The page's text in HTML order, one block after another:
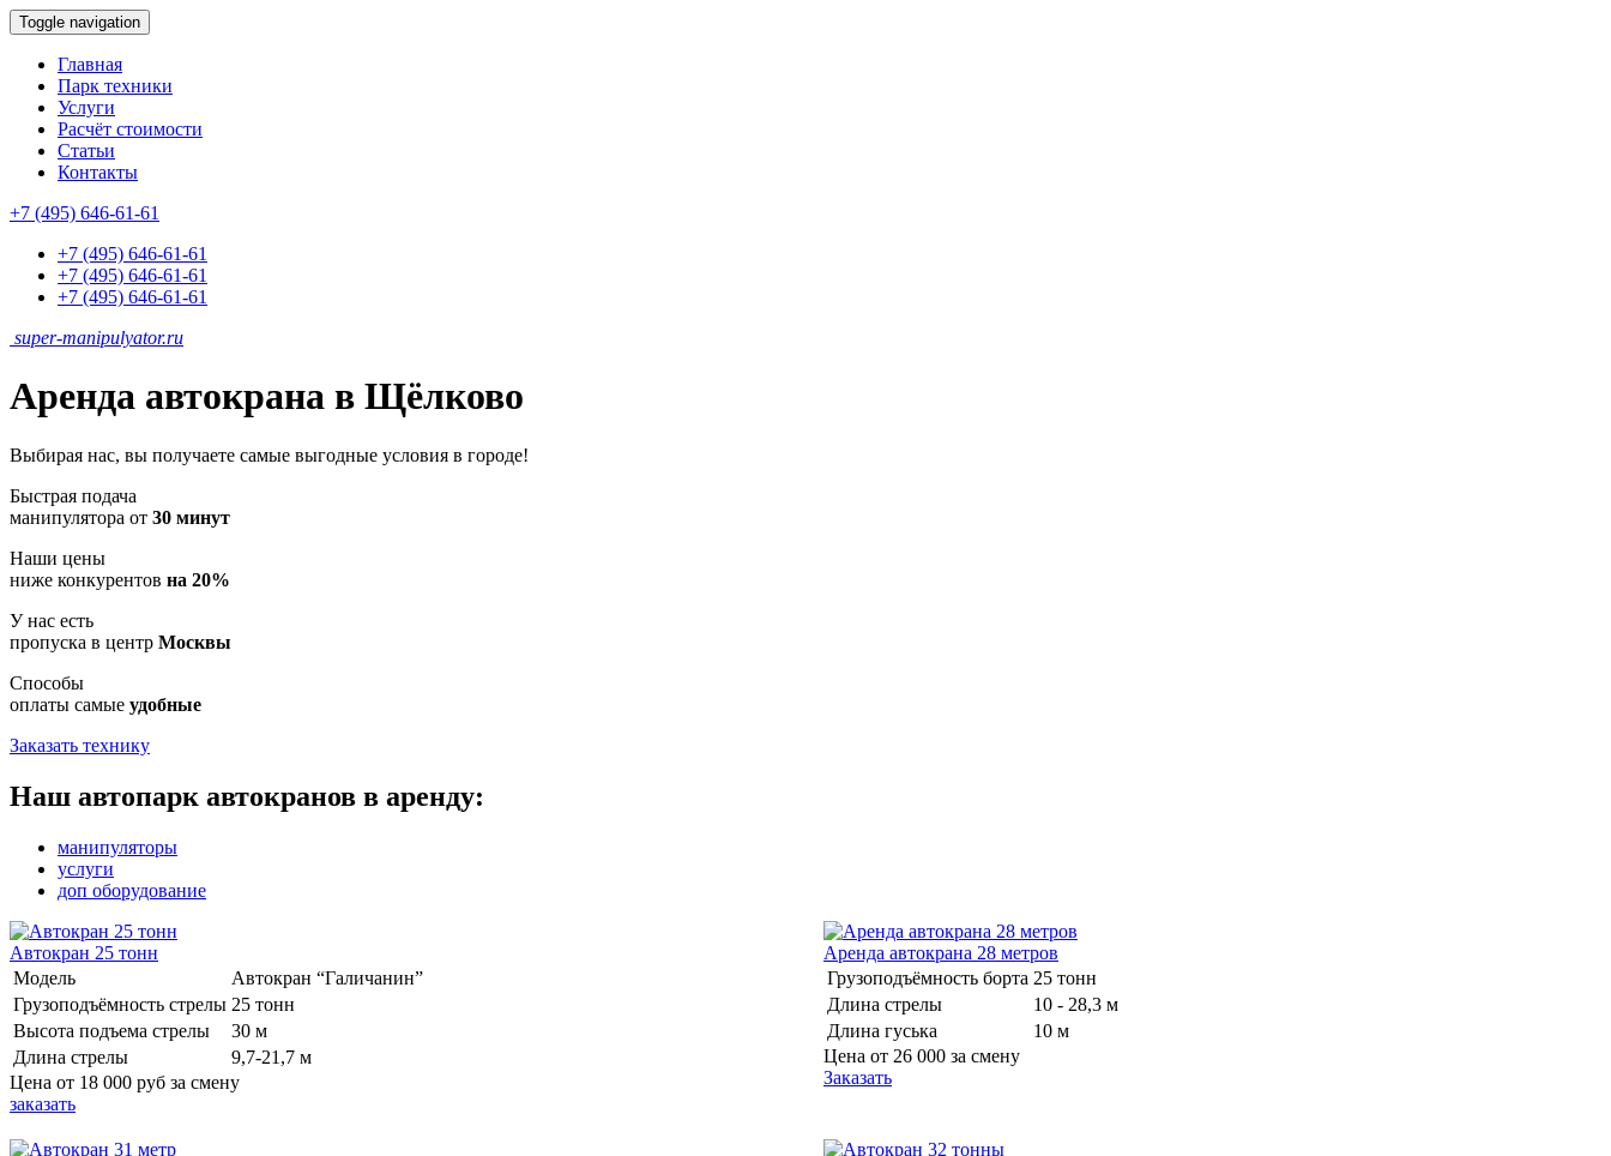
Toggle navigation
Главная
Парк техники
Услуги
Расчёт стоимости
Статьи
Контакты
+7 (495) 646-61-61
+7 (495) 646-61-61
+7 (495) 646-61-61
+7 (495) 646-61-61
super-manipulyator.ru
Аренда автокрана в Щёлково
Выбирая нас, вы получаете самые выгодные условия в городе!
Быстрая подача
манипулятора от 30 минут
Наши цены
ниже конкурентов на 20%
У нас есть
пропуска в центр Москвы
Способы
оплаты самые удобные
Заказать технику
Наш автопарк автокранов в аренду:
манипуляторы
услуги
доп оборудование
Автокран 25 тонн
Модель
Автокран “Галичанин”
Грузоподъёмность стрелы 25 тонн
Высота подъема стрелы
30 м
Длина стрелы
9,7-21,7 м
Цена от 18 000 руб за смену
заказать
Аренда автокрана 28 метров
Грузоподъёмность борта 25 тонн
Длина стрелы
10 - 28,3 м
Длина гуська
10 м
Цена от 26 000 за смену
Заказать